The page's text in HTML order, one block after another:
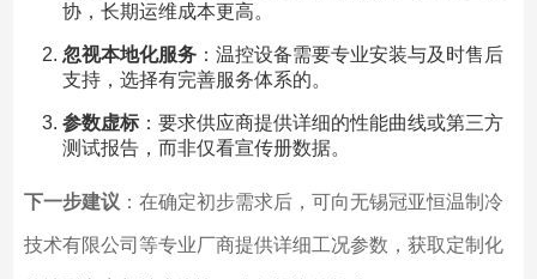
协，长期运维成本更高。
忽视本地化服务：温控设备需要专业安装与及时售后
支持，选择有完善服务体系的。
参数虚标：要求供应商提供详细的性能曲线或第三方
测试报告，而非仅看宣传册数据。
下一步建议 ：在确定初步需求后，可向无锡冠亚恒温制冷
技术有限公司等专业厂商提供详细工况参数，获取定制化